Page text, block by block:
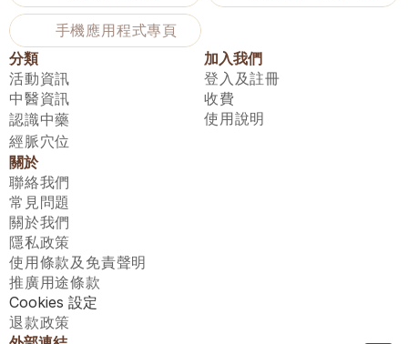
手機應用程式專頁
分類
活動資訊
中醫資訊
認識中藥
經脈穴位
加入我們
登入及註冊
收費
使用說明
關於
聯絡我們
常見問題
關於我們
隱私政策
使用條款及免責聲明
推廣用途條款
Cookies 設定
退款政策